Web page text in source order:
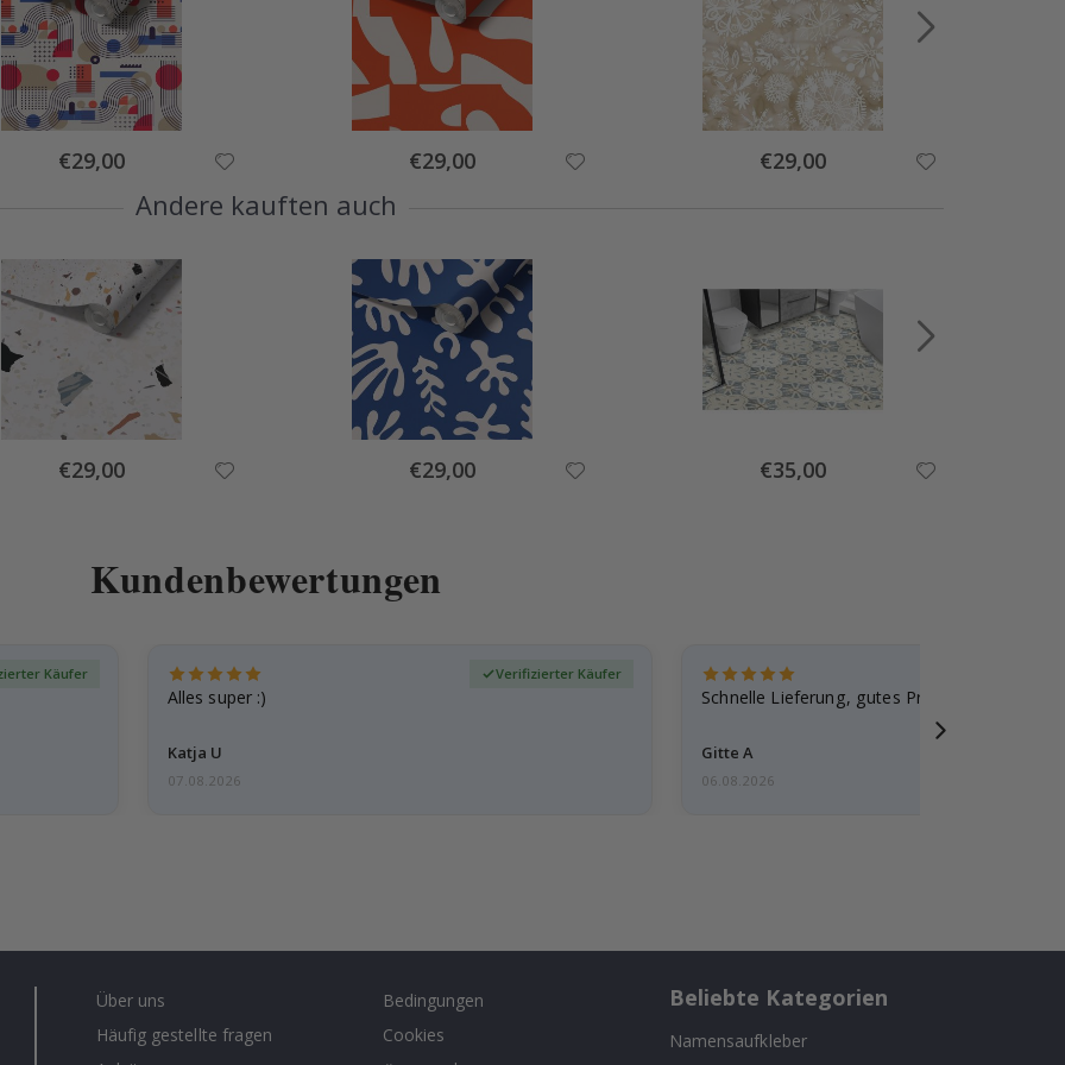
Special
Price
€29,00 Special
Price
€29,00 Special
Price
€29,00
Andere kauften auch
Special
Price
€29,00 Special
Price
€29,00 Special
Price
€35,00
Kundenbewertungen
Käufer
Alles super :)
Katja U
Verifizierter Käufer
07.08.2026
Schnelle Lieferung, gutes Produkt
Gitte A
06.08.2026
Über uns
Häufig gestellte fragen
Bedingungen
Cookies
Beliebte Kategorien
Namensaufkleber